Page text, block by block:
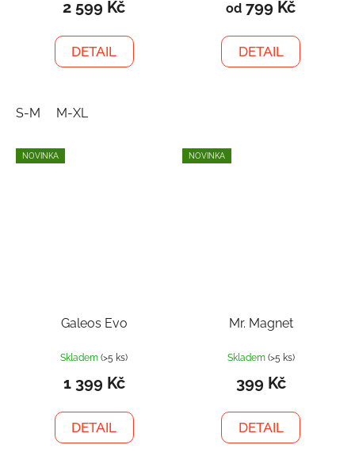
2 599 Kč
DETAIL
S-M M-XL
od 799 Kč
DETAIL
NOVINKA
Galeos Evo
Skladem(>5 ks)
1 399 Kč
DETAIL
NOVINKA
Mr. Magnet
Skladem (>5 ks)
399 Kč
DETAIL